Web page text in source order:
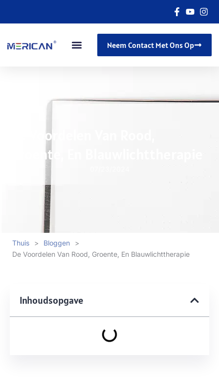
Neem Contact Met Ons Op
De Voordelen Van Rood,
Groente, En Blauwlichttherapie
Thuis > Bloggen
>
De Voordelen Van Rood, Groente, En Blauwlichttherapie
Inhoudsopgave